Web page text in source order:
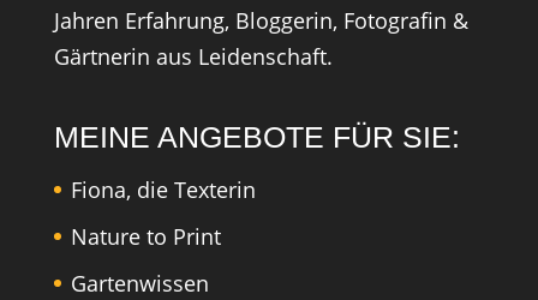
Jahren Erfahrung, Bloggerin, Fotografin &
Gärtnerin aus Leidenschaft.
MEINE ANGEBOTE FÜR SIE:
Fiona, die Texterin
Nature to Print
Gartenwissen